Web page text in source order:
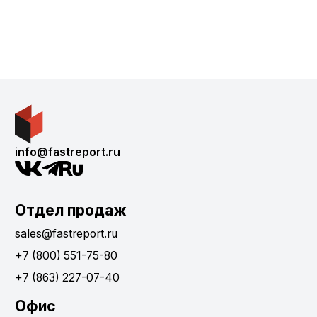
info@fastreport.ru
Отдел продаж
sales@fastreport.ru
+7 (800) 551-75-80
+7 (863) 227-07-40
Офис